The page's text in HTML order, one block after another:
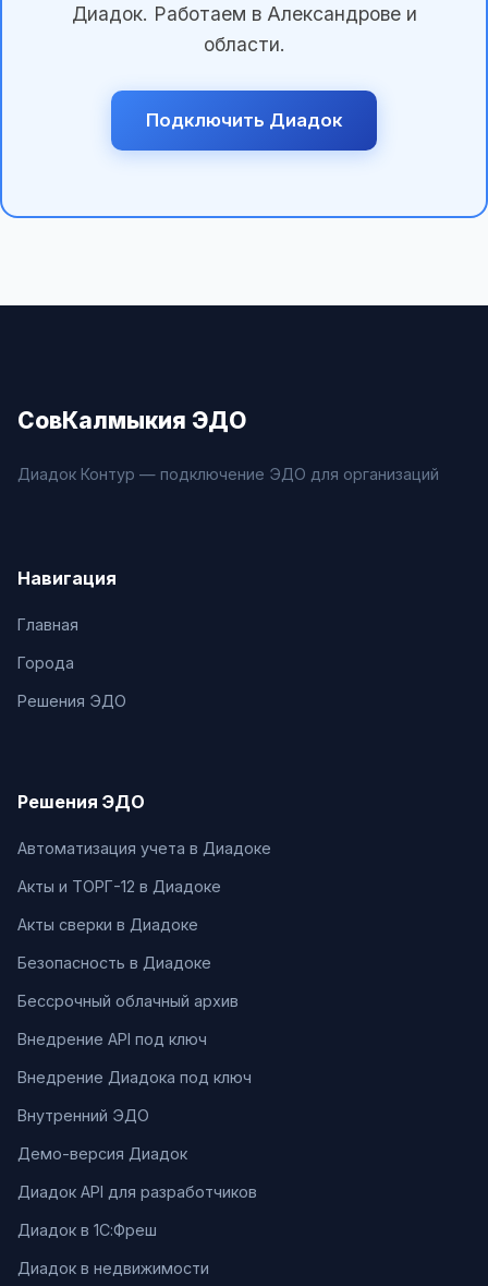
Диадок. Работаем в Александрове и
области.
Подключить Диадок
СовКалмыкия ЭДО
Диадок Контур — подключение ЭДО для организаций
Навигация
Главная
Города
Решения ЭДО
Решения ЭДО
Автоматизация учета в Диадоке
Акты и ТОРГ-12 в Диадоке
Акты сверки в Диадоке
Безопасность в Диадоке
Бессрочный облачный архив
Внедрение API под ключ
Внедрение Диадока под ключ
Внутренний ЭДО
Демо-версия Диадок
Диадок API для разработчиков
Диадок в 1С:Фреш
Диадок в недвижимости